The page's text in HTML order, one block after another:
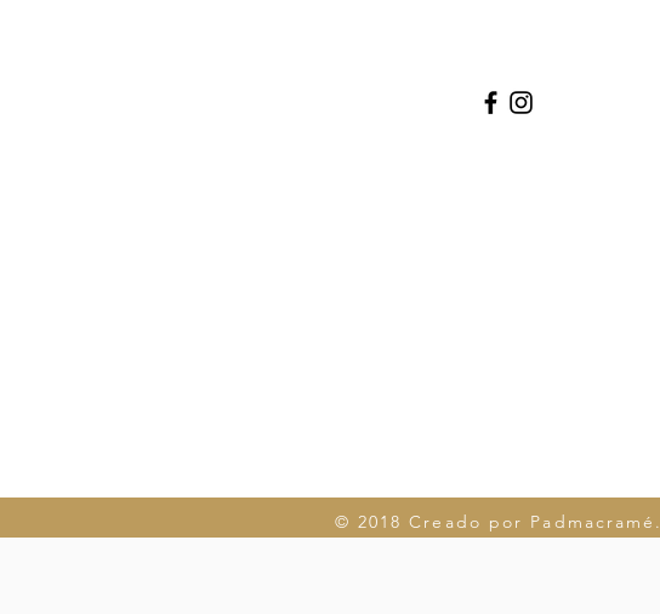
© 2018 Creado por Padmacramé.